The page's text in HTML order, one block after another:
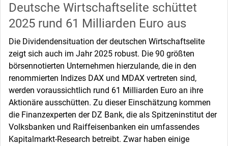
Deutsche Wirtschaftselite schüttet
2025 rund 61 Milliarden Euro aus
Die Dividendensituation der deutschen Wirtschaftselite
zeigt sich auch im Jahr 2025 robust. Die 90 größten
börsennotierten Unternehmen hierzulande, die in den
renommierten Indizes DAX und MDAX vertreten sind,
werden voraussichtlich rund 61 Milliarden Euro an ihre
Aktionäre ausschütten. Zu dieser Einschätzung kommen
die Finanzexperten der DZ Bank, die als Spitzeninstitut der
Volksbanken und Raiffeisenbanken ein umfassendes
Kapitalmarkt-Research betreibt. Zwar haben einige